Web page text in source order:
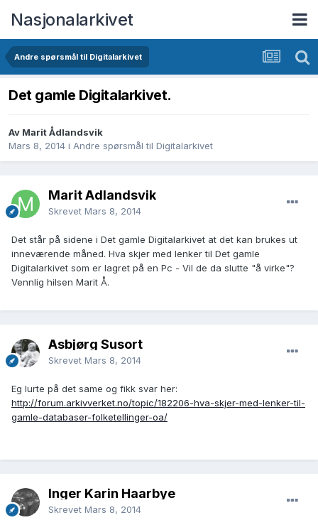
Nasjonalarkivet
Andre spørsmål til Digitalarkivet
Det gamle Digitalarkivet.
Av Marit Ådlandsvik
Mars 8, 2014 i Andre spørsmål til Digitalarkivet
Marit Ådlandsvik
Skrevet Mars 8, 2014
Det står på sidene i Det gamle Digitalarkivet at det kan brukes ut
inneværende måned. Hva skjer med lenker til Det gamle
Digitalarkivet som er lagret på en Pc - Vil de da slutte "å virke"?
Vennlig hilsen Marit Å.
Åsbjørg Susort
Skrevet Mars 8, 2014
Eg lurte på det same og fikk svar her:
http://forum.arkivverket.no/topic/182206-hva-skjer-med-lenker-til-
gamle-databaser-folketellinger-oa/
Inger Karin Haarbye
Skrevet Mars 8, 2014